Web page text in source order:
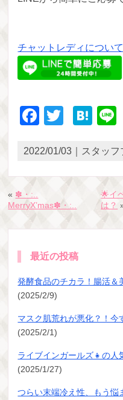
チャットレディについ
Facebook
Twitter
2022/01/03｜スタッフ
« ✽・:..
MerryX’mas✽・:..
🌟イ
は？
最近の投稿
発酵食品のチカラ！腸活＆
(2025/2/9)
マスク肌荒れが悪化？！今
(2025/2/1)
ライブインガールズ👧の人
(2025/1/27)
つらい末端冷え性、もう悩